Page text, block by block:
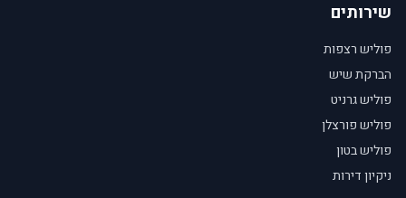
שירותים
פוליש רצפות
הברקת שיש
פוליש גרניט
פוליש פורצלן
פוליש בטון
ניקיון דירות